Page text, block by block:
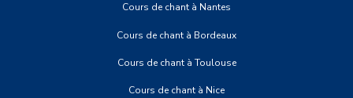
Cours de chant à Nantes
Cours de chant à Bordeaux
Cours de chant à Toulouse
Cours de chant à Nice